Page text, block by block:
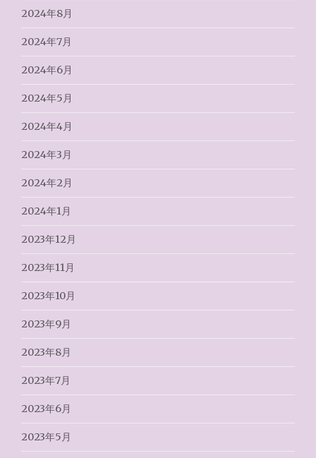
2024年8月
2024年7月
2024年6月
2024年5月
2024年4月
2024年3月
2024年2月
2024年1月
2023年12月
2023年11月
2023年10月
2023年9月
2023年8月
2023年7月
2023年6月
2023年5月